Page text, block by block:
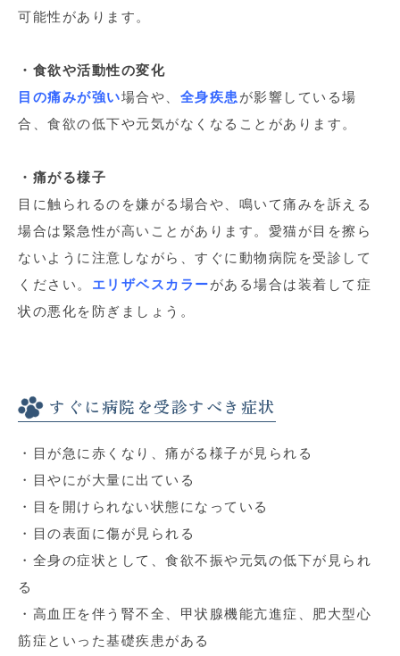
可能性があります。
・食欲や活動性の変化
目の痛みが強い場合や、 全身疾患 が影響している場
合、食欲の低下や元気がなくなることがあります。
・痛がる様子
目に触られるのを嫌がる場合や、鳴いて痛みを訴える
場合は緊急性が高いことがあります。愛猫が目を擦ら
ないように注意しながら、すぐに動物病院を受診して
ください。 エリザベスカラーがある場合は装着して症
状の悪化を防ぎましょう。
すぐに病院を受診すべき症状
・目が急に赤くなり、痛がる様子が見られる
・目やにが大量に出ている
・目を開けられない状態になっている
・目の表面に傷が見られる
・全身の症状として、食欲不振や元気の低下が見られ
る
・高血圧を伴う腎不全、甲状腺機能亢進症、肥大型心
筋症といった基礎疾患がある